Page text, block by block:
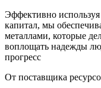
Эффективно
капитал, мы
металлами, которые
воплощать надежды
прогресс
От поставщика